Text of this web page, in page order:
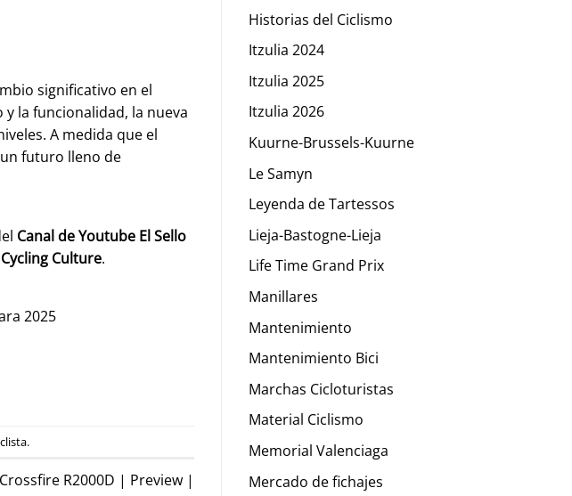
significativo en el
la funcionalidad, la nueva
A medida que el
futuro lleno de
Canal de Youtube El Sello
Culture.
2025
.
R2000D | Preview |
Historias del Ciclismo
Itzulia 2024
Itzulia 2025
Itzulia 2026
Kuurne-Brussels-Kuurne
Le Samyn
Leyenda de Tartessos
Lieja-Bastogne-Lieja
Life Time Grand Prix
Manillares
Mantenimiento
Mantenimiento Bici
Marchas Cicloturistas
Material Ciclismo
Memorial Valenciaga
Mercado de fichajes